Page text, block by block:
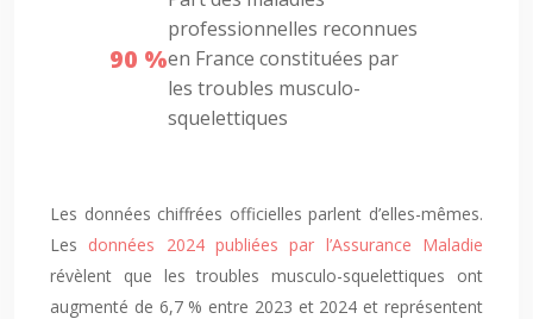
90 %
professionnelles reconnues
en France constituées par
les troubles musculo-
squelettiques
Les données chiffrées officielles parlent d’elles-mêmes.
Les données 2024 publiées par l’Assurance Maladie
révèlent que les troubles musculo-squelettiques ont
augmenté de 6,7 % entre 2023 et 2024 et représentent